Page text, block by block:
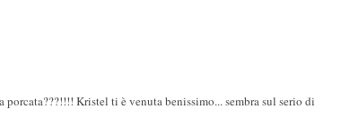
porcata???!!!! Kristel ti è venuta benissimo... sembra sul serio di